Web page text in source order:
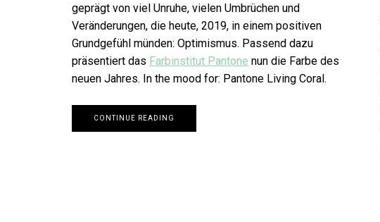
geprägt von viel Unruhe, vielen Umbrüchen und
Veränderungen, die heute, 2019, in einem positiven
Grundgefühl münden: Optimismus. Passend dazu
präsentiert das Farbinstitut Pantone nun die Farbe des
neuen Jahres. In the mood for: Pantone Living Coral.
CONTINUE READING